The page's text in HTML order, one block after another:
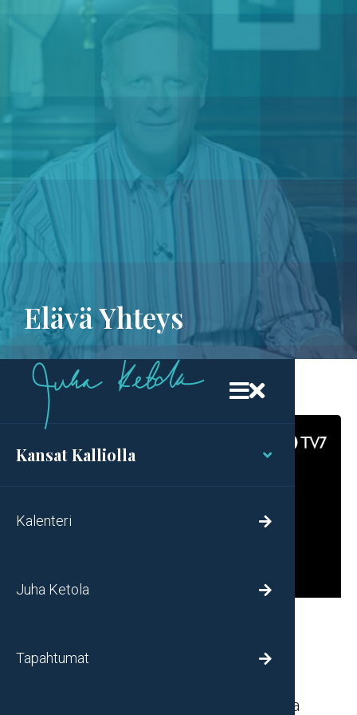
Elävä Yhteys

Kansat Kalliolla 
Kalenteri 
Juha Ketola 
Tapahtumat 
merkitys nyt
Ohjelma sinulle, joka kaipaat Jumalaa ja